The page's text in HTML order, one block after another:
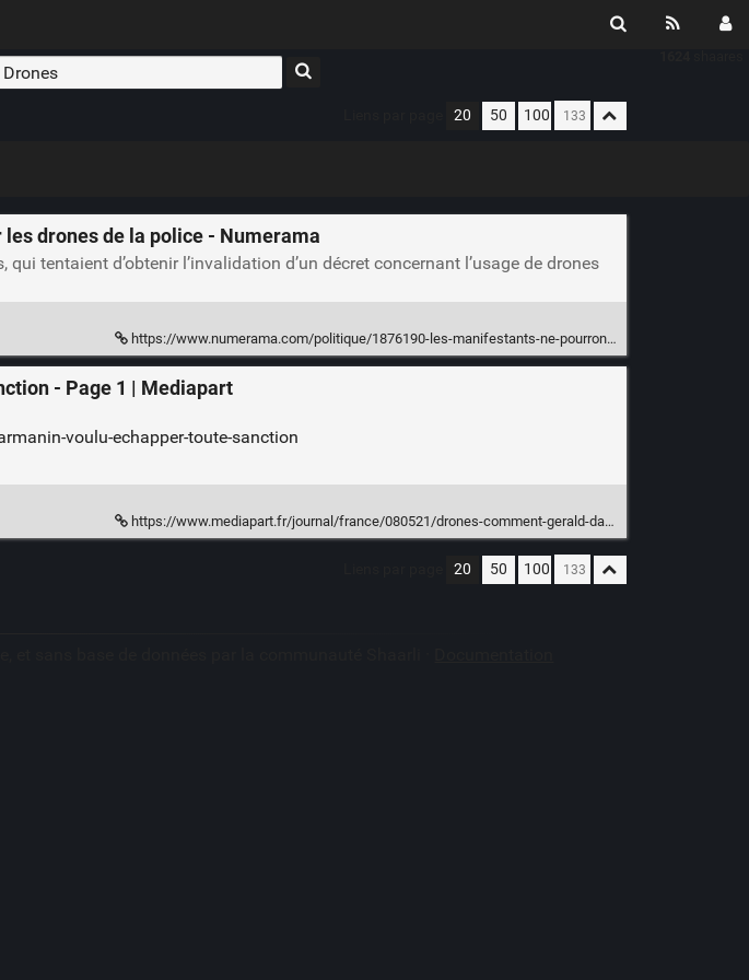
20 50 100
drones de la police - Numerama
tentaient d’obtenir l’invalidation d’un décret concernant l’usage de drones
https://www.numerama.com/politique/1876190-les-manifestants-ne-pourront-pas-echapper-a-la-surveillance-par-les-drones-de-la-police.html
- Page 1 | Mediapart
voulu-echapper-toute-sanction
https://www.mediapart.fr/journal/france/080521/drones-comment-gerald-darmanin-voulu-echapper-toute-sanction
20 50 100